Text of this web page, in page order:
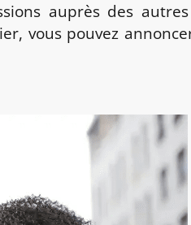
auprès des autres
vous pouvez